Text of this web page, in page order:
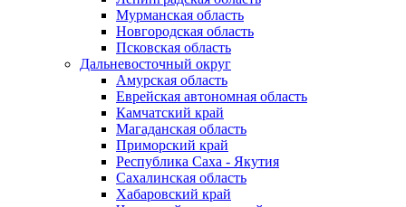
Мурманская область
Новгородская область
Псковская область
Дальневосточный округ
Амурская область
Еврейская автономная область
Камчатский край
Магаданская область
Приморский край
Республика Саха - Якутия
Сахалинская область
Хабаровский край